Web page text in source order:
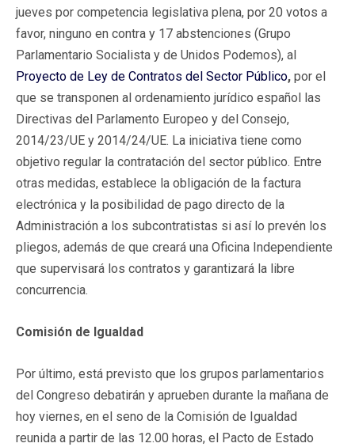
jueves por competencia legislativa plena, por 20 votos a
favor, ninguno en contra y 17 abstenciones (Grupo
Parlamentario Socialista y de Unidos Podemos), al
Proyecto de Ley de Contratos del Sector Público, por el
que se transponen al ordenamiento jurídico español las
Directivas del Parlamento Europeo y del Consejo,
2014/23/UE y 2014/24/UE. La iniciativa tiene como
objetivo regular la contratación del sector público. Entre
otras medidas, establece la obligación de la factura
electrónica y la posibilidad de pago directo de la
Administración a los subcontratistas si así lo prevén los
pliegos, además de que creará una Oficina Independiente
que supervisará los contratos y garantizará la libre
concurrencia.
Comisión de Igualdad
Por último, está previsto que los grupos parlamentarios
del Congreso debatirán y aprueben durante la mañana de
hoy viernes, en el seno de la Comisión de Igualdad
reunida a partir de las 12.00 horas, el Pacto de Estado